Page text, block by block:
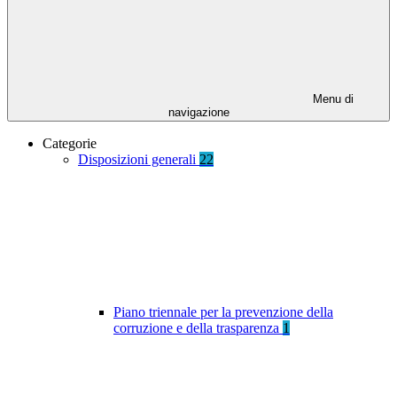
Menu di
navigazione
Categorie
Disposizioni generali 22
Piano triennale per la prevenzione della
corruzione e della trasparenza 1